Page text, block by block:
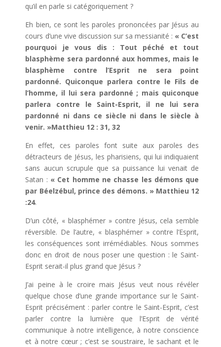
qu’il en parle si catégoriquement ?
Eh bien, ce sont les paroles prononcées par Jésus au
cours d’une vive discussion sur sa messianité : « C’est
pourquoi je vous dis : Tout péché et tout
blasphème sera pardonné aux hommes, mais le
blasphème contre l’Esprit ne sera point
pardonné. Quiconque parlera contre le Fils de
l’homme, il lui sera pardonné ; mais quiconque
parlera contre le Saint-Esprit, il ne lui sera
pardonné ni dans ce siècle ni dans le siècle à
venir. »Matthieu 12 : 31, 32
En effet, ces paroles font suite aux paroles des
détracteurs de Jésus, les pharisiens, qui lui indiquaient
sans aucun scrupule que sa puissance lui venait de
Satan : « Cet homme ne chasse les démons que
par Béelzébul, prince des démons. » Matthieu 12
:24.
D’un côté, « blasphémer » contre Jésus, cela semble
réversible. De l’autre, « blasphémer » contre l’Esprit,
les conséquences sont irrémédiables. Nous sommes
donc en droit de nous poser une question : le Saint-
Esprit serait-il plus grand que Jésus ?
J’ai peine à le croire mais Jésus veut nous révéler
quelque chose d’une grande importance sur le Saint-
Esprit précisément : parler contre le Saint-Esprit, c’est
parler contre la lumière que l’Esprit de vérité
communique à notre intelligence, à notre conscience
et à notre cœur ; c’est se soustraire, le sachant et le